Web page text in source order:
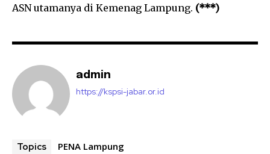
ASN utamanya di Kemenag Lampung. (***)
admin
https://kspsi-jabar.or.id
Topics
PENA Lampung